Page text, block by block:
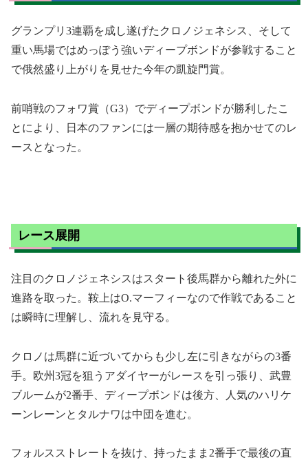
グランプリ3連覇を成し遂げたクロノジェネシス、そして
重い馬場ではめっぽう強いディープボンドが参戦すること
で俄然盛り上がりを見せた今年の凱旋門賞。
前哨戦のフォワ賞（G3）でディープボンドが勝利したこ
とにより、日本のファンには一層の期待感を抱かせてのレ
ースとなった。
レース展開
注目のクロノジェネシスはスタート後馬群から離れた外に
進路を取った。鞍上はО.マーフィーなので作戦であること
は瞬時に理解し、流れを見守る。
クロノは馬群に近づいてからも少し左に引きながらの3番
手。欧州3冠を狙うアダイヤーがレースを引っ張り、武豊
ブルームが2番手、ディープボンドは後方、人気のハリケ
ーンレーンとタルナワは中団を進む。
フォルスストレートを抜け、持ったまま2番手で最後の直